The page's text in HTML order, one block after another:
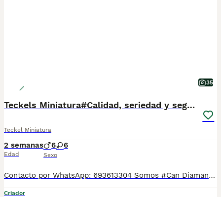
35
Teckels Miniatura#Calidad, seriedad y seguimiento
Teckel Miniatura
2 semanas
Edad
6 6
Sexo
Contacto por WhatsApp: 693613304 Somos #Can Diamante Único# Centro canino profesional con mas de 20 años de experiencia. Estamos comprometidos con la calidad, la transparencia y el bienestar animal. Tenemos teckels miniatura de todos los colores posibles. Puedes ver opiniones reales, fotos y seguimiento de nuestros clientes en: TikTok: @candiamanteunico ( 15.000 seguidores) Los cachorros se entregan a partir de los 2 meses de edad con: Vacunación correspondiente a su edad (1.ª y 2.ª vacuna según calendario) Tres desparasitaciones Cartilla sanitaria Contrato de garantía Microchip a nombre del nuevo propietario Pasaporte Trabajamos con formalidad y ofreciendo toda la documentación necesaria, ademas de respuesta inmediata ante cualquier adversidad para que compres con tranquilidad. Nuestros miles de clientes nos avalan. Contacto por WhatsApp: 693613304
Criador